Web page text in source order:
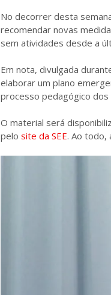
No decorrer desta
recomendar novas
sem atividades desde a
Em nota, divulgada
elaborar um plano
processo pedagógico
O material será
pelo site da SEE. Ao todo,